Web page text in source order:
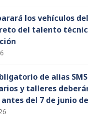
los vehículos del
del talento
de alias
y talleres
del 7 de junio